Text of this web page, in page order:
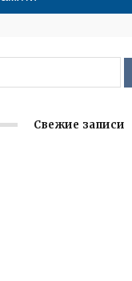
Свежие записи